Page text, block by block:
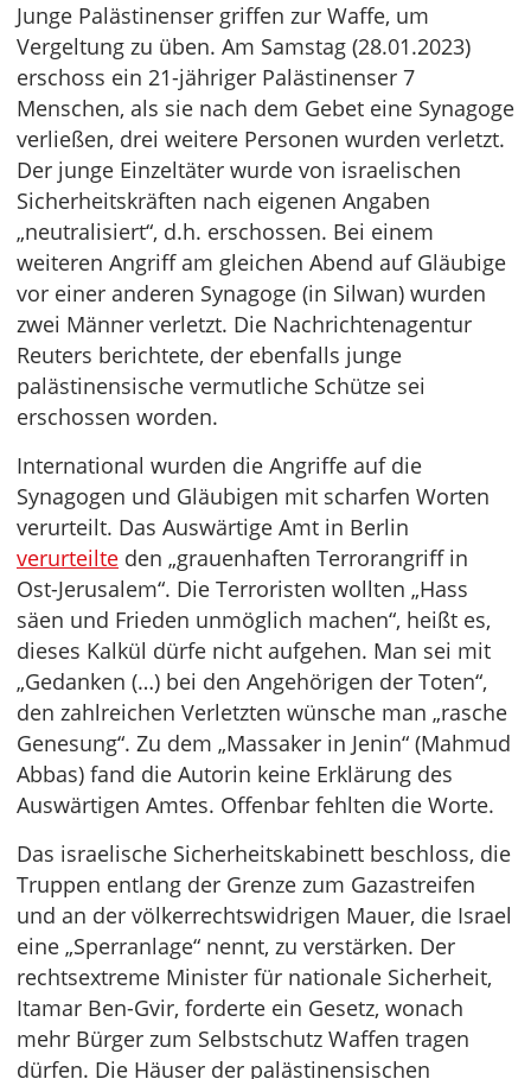
Junge Palästinenser griffen zur Waffe, um
Vergeltung zu üben. Am Samstag (28.01.2023)
erschoss ein 21-jähriger Palästinenser 7
Menschen, als sie nach dem Gebet eine Synagoge
verließen, drei weitere Personen wurden verletzt.
Der junge Einzeltäter wurde von israelischen
Sicherheitskräften nach eigenen Angaben
„neutralisiert“, d.h. erschossen. Bei einem
weiteren Angriff am gleichen Abend auf Gläubige
vor einer anderen Synagoge (in Silwan) wurden
zwei Männer verletzt. Die Nachrichtenagentur
Reuters berichtete, der ebenfalls junge
palästinensische vermutliche Schütze sei
erschossen worden.
International wurden die Angriffe auf die
Synagogen und Gläubigen mit scharfen Worten
verurteilt. Das Auswärtige Amt in Berlin
verurteilte den „grauenhaften Terrorangriff in
Ost-Jerusalem“. Die Terroristen wollten „Hass
säen und Frieden unmöglich machen“, heißt es,
dieses Kalkül dürfe nicht aufgehen. Man sei mit
„Gedanken (…) bei den Angehörigen der Toten“,
den zahlreichen Verletzten wünsche man „rasche
Genesung“. Zu dem „Massaker in Jenin“ (Mahmud
Abbas) fand die Autorin keine Erklärung des
Auswärtigen Amtes. Offenbar fehlten die Worte.
Das israelische Sicherheitskabinett beschloss, die
Truppen entlang der Grenze zum Gazastreifen
und an der völkerrechtswidrigen Mauer, die Israel
eine „Sperranlage“ nennt, zu verstärken. Der
rechtsextreme Minister für nationale Sicherheit,
Itamar Ben-Gvir, forderte ein Gesetz, wonach
mehr Bürger zum Selbstschutz Waffen tragen
dürfen. Die Häuser der palästinensischen